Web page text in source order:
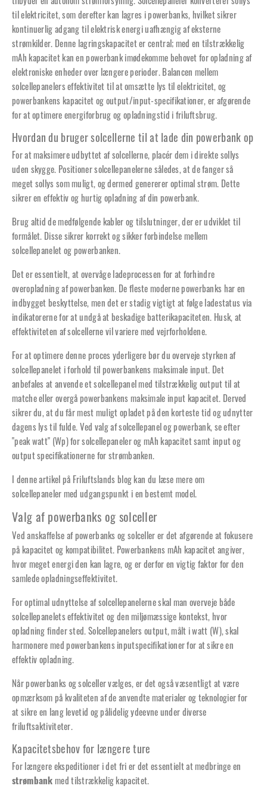
tilbyder en autonom strømforsyning. Solcellepaneler konverterer sollys
til elektricitet, som derefter kan lagres i powerbanks, hvilket sikrer
kontinuerlig adgang til elektrisk energi uafhængig af eksterne
strømkilder. Denne lagringskapacitet er central; med en tilstrækkelig
mAh kapacitet kan en powerbank imødekomme behovet for opladning af
elektroniske enheder over længere perioder. Balancen mellem
solcellepanelers effektivitet til at omsætte lys til elektricitet, og
powerbankens kapacitet og output/input-specifikationer, er afgørende
for at optimere energiforbrug og opladningstid i friluftsbrug.
Hvordan du bruger solcellerne til at lade din powerbank op
For at maksimere udbyttet af solcellerne, placér dem i direkte sollys
uden skygge. Positioner solcellepanelerne således, at de fanger så
meget sollys som muligt, og dermed genererer optimal strøm. Dette
sikrer en effektiv og hurtig opladning af din powerbank.
Brug altid de medfølgende kabler og tilslutninger, der er udviklet til
formålet. Disse sikrer korrekt og sikker forbindelse mellem
solcellepanelet og powerbanken.
Det er essentielt, at overvåge ladeprocessen for at forhindre
overopladning af powerbanken. De fleste moderne powerbanks har en
indbygget beskyttelse, men det er stadig vigtigt at følge ladestatus via
indikatorerne for at undgå at beskadige batterikapaciteten. Husk, at
effektiviteten af solcellerne vil variere med vejrforholdene.
For at optimere denne proces yderligere bør du overveje styrken af
solcellepanelet i forhold til powerbankens maksimale input. Det
anbefales at anvende et solcellepanel med tilstrækkelig output til at
matche eller overgå powerbankens maksimale input kapacitet. Derved
sikrer du, at du får mest muligt opladet på den korteste tid og udnytter
dagens lys til fulde. Ved valg af solcellepanel og powerbank, se efter
"peak watt" (Wp) for solcellepaneler og mAh kapacitet samt input og
output specifikationerne for strømbanken.
I denne artikel på Friluftslands blog kan du læse mere om
solcellepaneler med udgangspunkt i en bestemt model.
Valg af powerbanks og solceller
Ved anskaffelse af powerbanks og solceller er det afgørende at fokusere
på kapacitet og kompatibilitet. Powerbankens mAh kapacitet angiver,
hvor meget energi den kan lagre, og er derfor en vigtig faktor for den
samlede opladningseffektivitet.
For optimal udnyttelse af solcellepanelerne skal man overveje både
solcellepanelets effektivitet og den miljømæssige kontekst, hvor
opladning finder sted. Solcellepanelers output, målt i watt (W), skal
harmonere med powerbankens inputspecifikationer for at sikre en
effektiv opladning.
Når powerbanks og solceller vælges, er det også væsentligt at være
opmærksom på kvaliteten af de anvendte materialer og teknologier for
at sikre en lang levetid og pålidelig ydeevne under diverse
friluftsaktiviteter.
Kapacitetsbehov for længere ture
For længere ekspeditioner i det fri er det essentielt at medbringe en
strømbank med tilstrækkelig kapacitet.